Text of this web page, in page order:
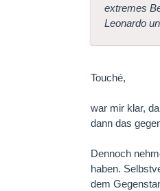
extremes
Leonardo
Touché,
war mir klar,
dann das
Dennoch
haben.
dem